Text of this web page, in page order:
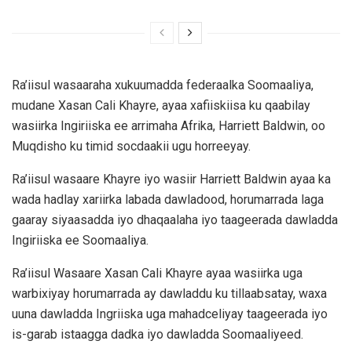
Ra’iisul wasaaraha xukuumadda federaalka Soomaaliya,
mudane Xasan Cali Khayre, ayaa xafiiskiisa ku qaabilay
wasiirka Ingiriiska ee arrimaha Afrika, Harriett Baldwin, oo
Muqdisho ku timid socdaakii ugu horreeyay.
Ra’iisul wasaare Khayre iyo wasiir Harriett Baldwin ayaa ka
wada hadlay xariirka labada dawladood, horumarrada laga
gaaray siyaasadda iyo dhaqaalaha iyo taageerada dawladda
Ingiriiska ee Soomaaliya.
Ra’iisul Wasaare Xasan Cali Khayre ayaa wasiirka uga
warbixiyay horumarrada ay dawladdu ku tillaabsatay, waxa
uuna dawladda Ingriiska uga mahadceliyay taageerada iyo
is-garab istaagga dadka iyo dawladda Soomaaliyeed.